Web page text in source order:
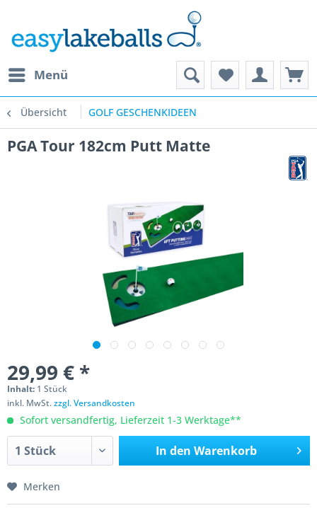
Menü
Übersicht GOLF GESCHENKIDEEN
PGA Tour 182cm Putt Matte
29,99 € *
Inhalt: 1 Stück
inkl. MwSt.zzgl. Versandkosten
Sofort versandfertig, Lieferzeit 1-3 Werktage**
In den Warenkorb
Merken